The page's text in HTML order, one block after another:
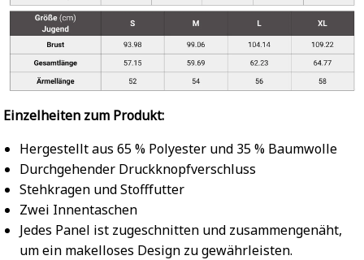
Einzelheiten zum Produkt:
Hergestellt aus 65 % Polyester und 35 % Baumwolle
Durchgehender Druckknopfverschluss
Stehkragen und Stofffutter
Zwei Innentaschen
Jedes Panel ist zugeschnitten und zusammengenäht,
um ein makelloses Design zu gewährleisten.